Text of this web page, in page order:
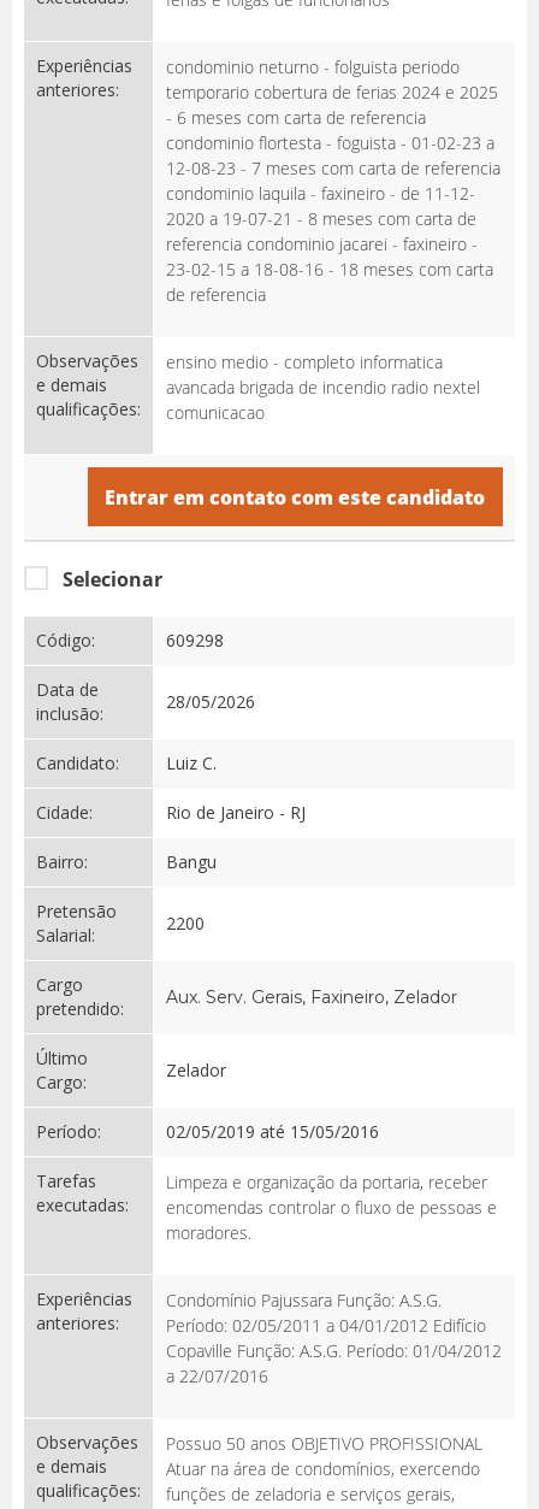
Experiências
anteriores:
condominio neturno - folguista periodo
temporario cobertura de ferias 2024 e 2025
- 6 meses com carta de referencia
condominio flortesta - foguista - 01-02-23 a
12-08-23 - 7 meses com carta de referencia
condominio laquila - faxineiro - de 11-12-
2020 a 19-07-21 - 8 meses com carta de
referencia condominio jacarei - faxineiro -
23-02-15 a 18-08-16 - 18 meses com carta
de referencia
Observações
e demais
qualificações:
ensino medio - completo informatica
avancada brigada de incendio radio nextel
comunicacao
Entrar em contato com este candidato
Selecionar
Código: 609298
Data de
inclusão:
28/05/2026
Candidato: Luiz C.
Cidade: Rio de Janeiro - RJ
Bairro: Bangu
Pretensão
Salarial:
2200
Cargo
pretendido:
Aux. Serv. Gerais, Faxineiro, Zelador
Último
Cargo:
Zelador
Período: 02/05/2019 até 15/05/2016
Tarefas
executadas:
Limpeza e organização da portaria, receber
encomendas controlar o fluxo de pessoas e
moradores.
Experiências
anteriores:
Condomínio Pajussara Função: A.S.G.
Período: 02/05/2011 a 04/01/2012 Edifício
Copaville Função: A.S.G. Período: 01/04/2012
a 22/07/2016
Observações
e demais
qualificações:
Possuo 50 anos OBJETIVO PROFISSIONAL
Atuar na área de condomínios, exercendo
funções de zeladoria e serviços gerais,